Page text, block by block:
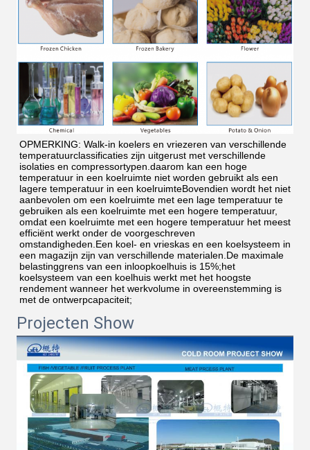
OPMERKING: Walk-in koelers en vriezeren van verschillende
temperatuurclassificaties zijn uitgerust met verschillende
isolaties en compressortypen.daarom kan een hoge
temperatuur in een koelruimte niet worden gebruikt als een
lagere temperatuur in een koelruimteBovendien wordt het niet
aanbevolen om een koelruimte met een lage temperatuur te
gebruiken als een koelruimte met een hogere temperatuur,
omdat een koelruimte met een hogere temperatuur het meest
efficiënt werkt onder de voorgeschreven
omstandigheden.Een koel- en vrieskas en een koelsysteem in
een magazijn zijn van verschillende materialen.De maximale
belastinggrens van een inloopkoelhuis is 15%;het
koelsysteem van een koelhuis werkt met het hoogste
rendement wanneer het werkvolume in overeenstemming is
met de ontwerpcapaciteit;
Projecten Show